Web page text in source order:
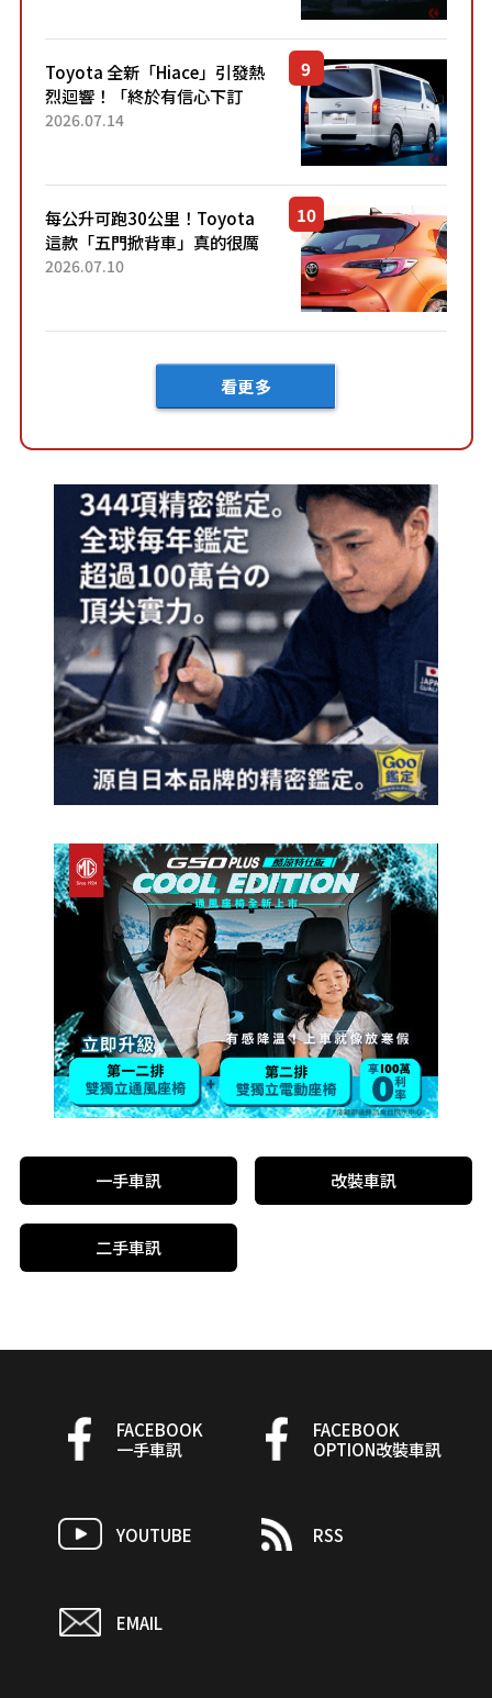
「三...
Toyota 全新「Hiace」引發熱
烈迴響！「終於有信心下訂
了！」「哪個等級交車最
車？...
2026.07.14
每公升可跑30公里！Toyota
這款「五門掀背車」真的很厲
害！ 擁有全長4.3公尺的「剛剛
2026.07.10
看更多
一手車訊 改裝車訊
二手車訊
FACEBOOK
一手車訊
FACEBOOK
OPTION改裝車訊
YOUTUBE RSS
EMAIL